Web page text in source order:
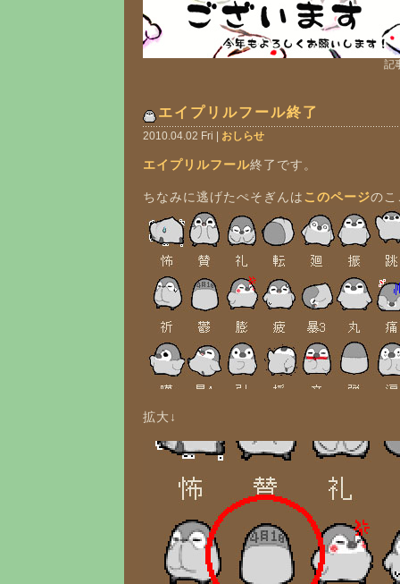
記
エイプリルフール終了
2010.04.02 Fri | おしらせ
エイプリルフール終了です。
ちなみに逃げたぺそぎんはこのページのこ
拡大↓